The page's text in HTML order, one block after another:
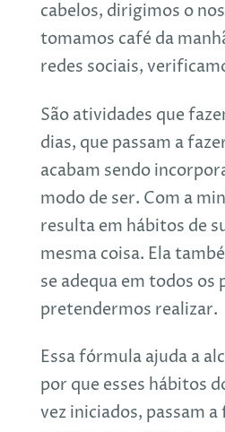
cabelos, dirigimos o
tomamos café da
redes sociais,
São atividades que
dias, que passam a
acabam sendo
modo de ser. Com a
resulta em hábitos de
mesma coisa. Ela
se adequa em todos os
pretendermos realizar.
Essa fórmula ajuda a
por que esses hábitos
vez iniciados, passam